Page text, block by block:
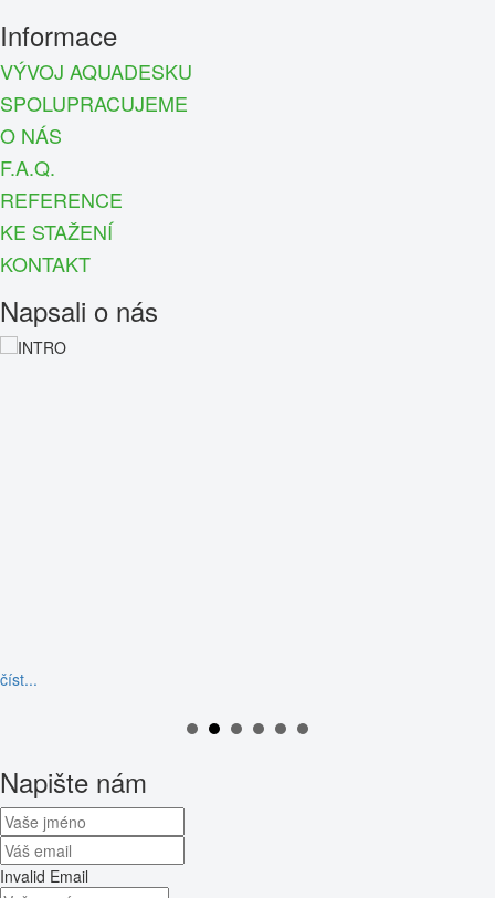
Informace
VÝVOJ AQUADESKU
SPOLUPRACUJEME
O NÁS
F.A.Q.
REFERENCE
KE STAŽENÍ
KONTAKT
Napsali o nás
číst...
Napište nám
Invalid Email